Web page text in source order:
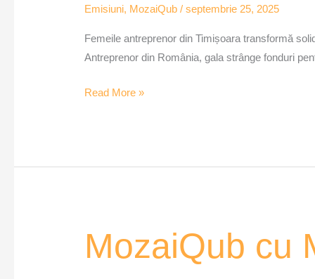
Emisiuni, MozaiQub /septembrie 25, 2025
Femeile antreprenor din Timișoara transformă
Antreprenor din România, gala strânge fonduri
Read More »
MozaiQub cu
MozaiQub
cu